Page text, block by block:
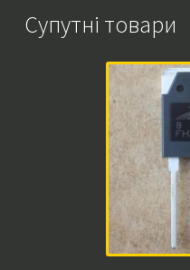
Супутні товари